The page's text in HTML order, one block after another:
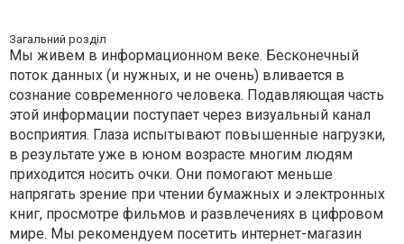
Загальний розділ
Мы живем в информационном веке. Бесконечный
поток данных (и нужных, и не очень) вливается в
сознание современного человека. Подавляющая часть
этой информации поступает через визуальный канал
восприятия. Глаза испытывают повышенные нагрузки,
в результате уже в юном возрасте многим людям
приходится носить очки. Они помогают меньше
напрягать зрение при чтении бумажных и электронных
книг, просмотре фильмов и развлечениях в цифровом
мире. Мы рекомендуем посетить интернет-магазин